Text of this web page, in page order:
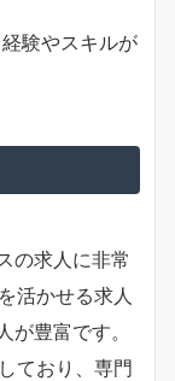
験やスキルが
の求人に非常
活かせる求人
が豊富です。
ており、専門